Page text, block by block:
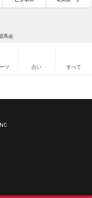
馬会
ツ 占い すべて